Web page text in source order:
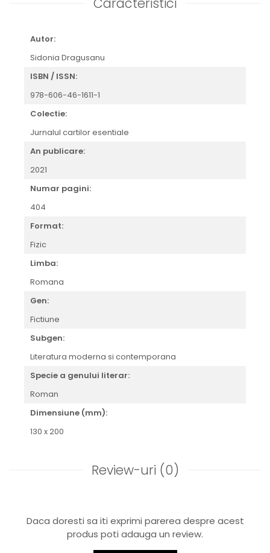
Autor:
Sidonia Dragusanu
ISBN / ISSN:
978-606-46-1611-1
Colectie:
Jurnalul cartilor esentiale
An publicare:
2021
Numar pagini:
404
Format:
Fizic
Limba:
Romana
Gen:
Fictiune
Subgen:
Literatura moderna si contemporana
Specie a genului literar:
Roman
Dimensiune (mm):
130 x 200
Review-uri (0)
Daca doresti sa iti exprimi parerea despre acest
produs poti adauga un review.